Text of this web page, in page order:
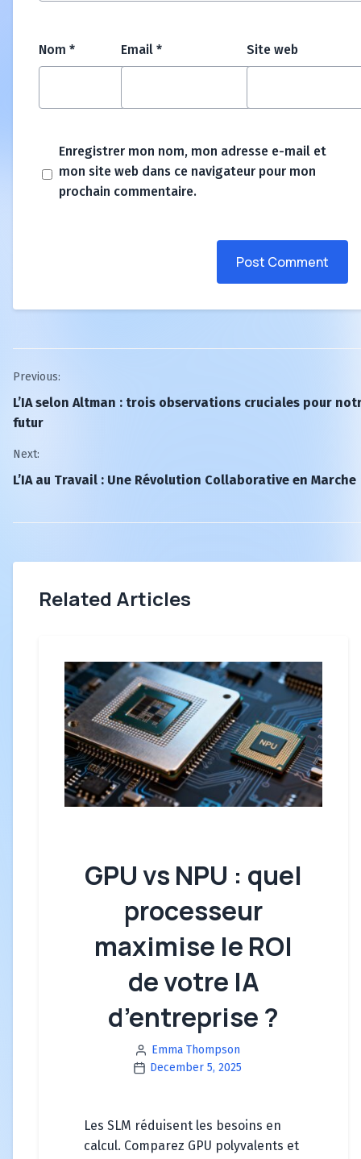
Nom * Email * Site web
Enregistrer mon nom, mon adresse e-mail et
mon site web dans ce navigateur pour mon
prochain commentaire.
Post Comment
Post
navigation
Previous:
L’IA selon Altman : trois observations cruciales pour
futur
Next:
L’IA au Travail : Une Révolution Collaborative en Marche
Related Articles
GPU vs NPU : quel
processeur
maximise le ROI
de votre IA
d’entreprise ?
Emma Thompson
December 5, 2025
Les SLM réduisent les besoins en
calcul. Comparez GPU polyvalents et